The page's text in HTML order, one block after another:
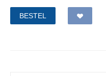
BESTEL